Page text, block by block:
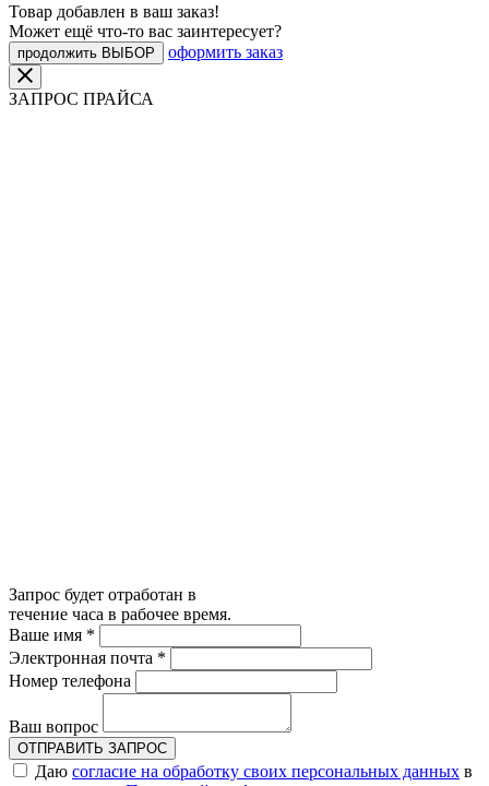
Товар добавлен в ваш заказ!
Может ещё что-то вас заинтересует?
продолжить ВЫБОР оформить заказ
ЗАПРОС ПРАЙСА
Запрос будет отработан в
течение часа в рабочее время.
Ваше имя *
Электронная почта *
Номер телефона
Ваш вопрос
ОТПРАВИТЬ ЗАПРОС
Даю согласие на обработку своих персональных данных в